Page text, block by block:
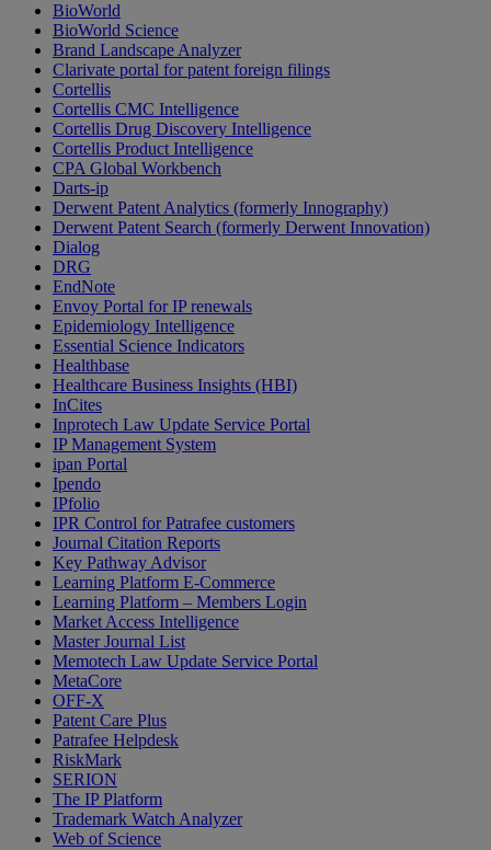
BioWorld
BioWorld Science
Brand Landscape Analyzer
Clarivate portal for patent foreign filings
Cortellis
Cortellis CMC Intelligence
Cortellis Drug Discovery Intelligence
Cortellis Product Intelligence
CPA Global Workbench
Darts-ip
Derwent Patent Analytics (formerly Innography)
Derwent Patent Search (formerly Derwent Innovation)
Dialog
DRG
EndNote
Envoy Portal for IP renewals
Epidemiology Intelligence
Essential Science Indicators
Healthbase
Healthcare Business Insights (HBI)
InCites
Inprotech Law Update Service Portal
IP Management System
ipan Portal
Ipendo
IPfolio
IPR Control for Patrafee customers
Journal Citation Reports
Key Pathway Advisor
Learning Platform E-Commerce
Learning Platform – Members Login
Market Access Intelligence
Master Journal List
Memotech Law Update Service Portal
MetaCore
OFF-X
Patent Care Plus
Patrafee Helpdesk
RiskMark
SERION
The IP Platform
Trademark Watch Analyzer
Web of Science